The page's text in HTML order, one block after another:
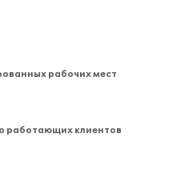
рабочих мест
работающих клиентов